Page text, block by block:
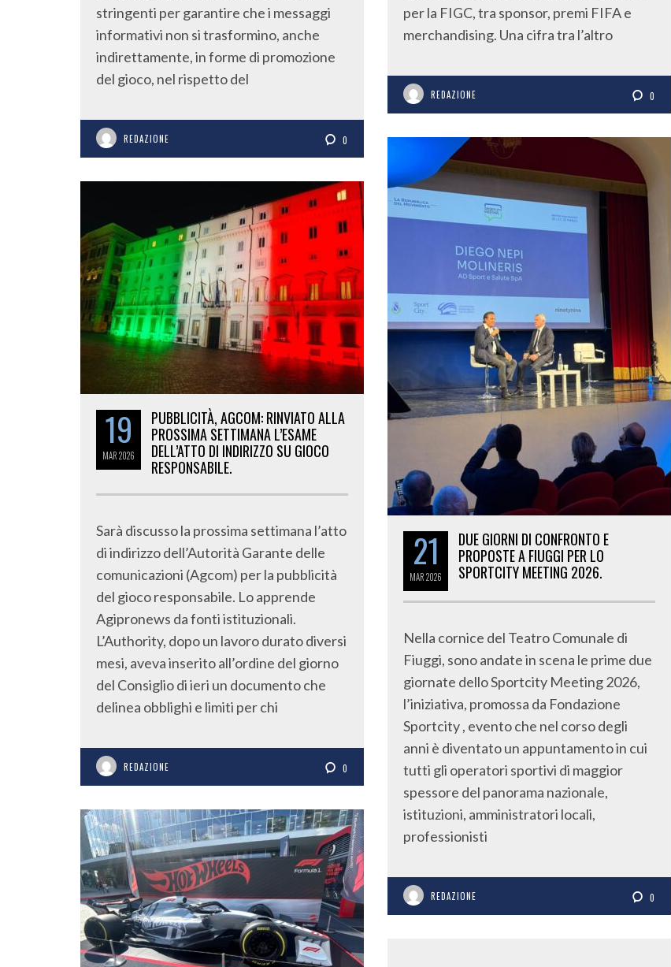
stringenti per garantire che i messaggi
informativi non si trasformino, anche
indirettamente, in forme di promozione
del gioco, nel rispetto del
REDAZIONE 0
per la FIGC, tra sponsor, premi FIFA e
merchandising. Una cifra tra l’altro
REDAZIONE 0
21
MAR2026
DUE GIORNI DI CONFRONTO E
PROPOSTE A FIUGGI PER LO
SPORTCITY MEETING 2026.
Nella cornice del Teatro Comunale di
Fiuggi, sono andate in scena le prime due
giornate dello Sportcity Meeting 2026,
l’iniziativa, promossa da Fondazione
Sportcity , evento che nel corso degli
anni è diventato un appuntamento in cui
tutti gli operatori sportivi di maggior
spessore del panorama nazionale,
istituzioni, amministratori locali,
professionisti
REDAZIONE 0
19
MAR2026
PUBBLICITÀ, AGCOM: RINVIATO ALLA
PROSSIMA SETTIMANA L’ESAME
DELL’ATTO DI INDIRIZZO SU GIOCO
RESPONSABILE.
Sarà discusso la prossima settimana l’atto
di indirizzo dell’Autorità Garante delle
comunicazioni (Agcom) per la pubblicità
del gioco responsabile. Lo apprende
Agipronews da fonti istituzionali.
L’Authority, dopo un lavoro durato diversi
mesi, aveva inserito all’ordine del giorno
del Consiglio di ieri un documento che
delinea obblighi e limiti per chi
REDAZIONE 0